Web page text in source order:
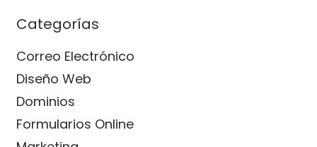
Categorías
Correo Electrónico
Diseño Web
Dominios
Formularios Online